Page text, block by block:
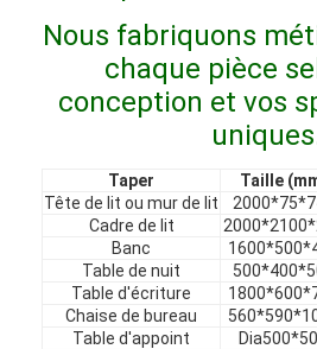
Meubles de maison
Meubles pour appartements
Meubles de clubs commerciaux
Meubles de salle à manger
Meubles de bureau
Mobilier fixe
Nous fabriquons
chaque pièce
conception et vos
Taper
Taille
Tête de lit ou mur de lit
Cadre de lit
Banc
Table de nuit
Table d'écriture
Chaise de bureau
Table d'appoint